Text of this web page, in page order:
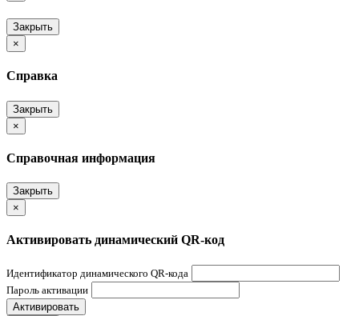
Закрыть
×
Справка
Закрыть
×
Справочная информация
Закрыть
×
Активировать динамический QR-код
Идентификатор динамического QR-кода
Пароль активации
Активировать